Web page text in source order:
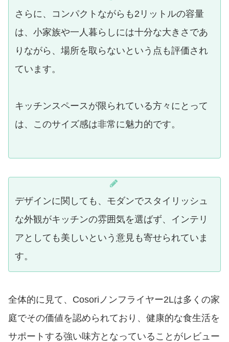
さらに、コンパクトながらも2リットルの容量
は、小家族や一人暮らしには十分な大きさであ
りながら、場所を取らないという点も評価され
ています。
キッチンスペースが限られている方々にとって
は、このサイズ感は非常に魅力的です。
デザインに関しても、モダンでスタイリッシュ
な外観がキッチンの雰囲気を選ばず、インテリ
アとしても美しいという意見も寄せられていま
す。
全体的に見て、Cosoriノンフライヤー2Lは多くの家
庭でその価値を認められており、健康的な食生活を
サポートする強い味方となっていることがレビュー